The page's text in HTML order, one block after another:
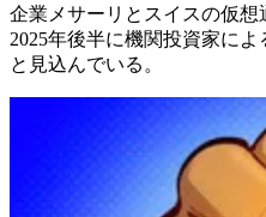
企業メサーリとスイスの仮想
2025年後半に機関投資家に
と見込んでいる。